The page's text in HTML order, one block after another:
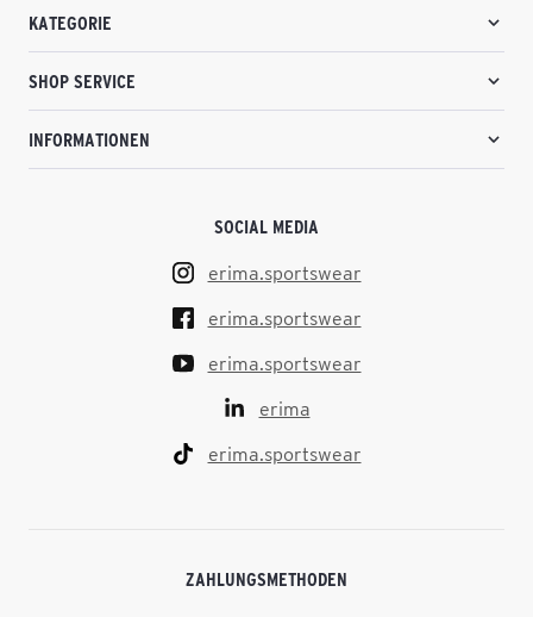
KATEGORIE
SHOP SERVICE
INFORMATIONEN
SOCIAL MEDIA
erima.sportswear
erima.sportswear
erima.sportswear
erima
erima.sportswear
ZAHLUNGSMETHODEN